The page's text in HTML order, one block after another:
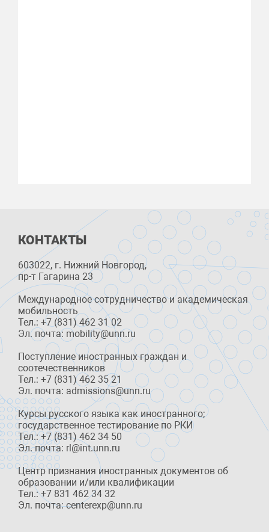
КОНТАКТЫ
603022, г. Нижний Новгород,
пр-т Гагарина 23
Международное сотрудничество и академическая
мобильность
Тел.: +7 (831) 462 31 02
Эл. почта: mobility@unn.ru
Поступление иностранных граждан и
соотечественников
Тел.: +7 (831) 462 35 21
Эл. почта: admissions@unn.ru
Курсы русского языка как иностранного;
государственное тестирование по РКИ
Тел.: +7 (831) 462 34 50
Эл. почта: rl@int.unn.ru
Центр признания иностранных документов об
образовании и/или квалификации
Тел.: +7 831 462 34 32
Эл. почта: centerexp@unn.ru